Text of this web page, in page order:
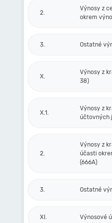
2.
Výnosy z
okrem
3. Ostatné
X.
Výnosy z
38)
X.1.
Výnosy z
účtovných
2.
Výnosy z
účasti
(666A)
3. Ostatné
XI. Výnosové